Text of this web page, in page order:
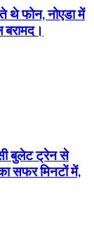
थे फोन, नोएडा में
बरामद।
बुलेट ट्रेन से
सफर मिनटों में,